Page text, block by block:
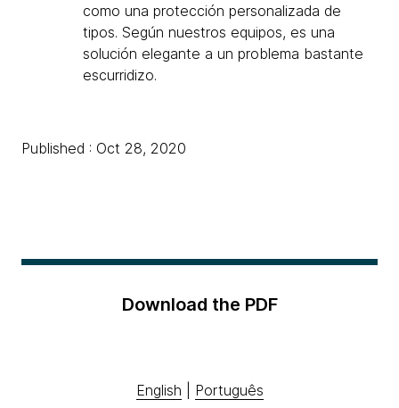
como una protección personalizada de
tipos. Según nuestros equipos, es una
solución elegante a un problema bastante
escurridizo.
Published : Oct 28, 2020
Download the PDF
English Português